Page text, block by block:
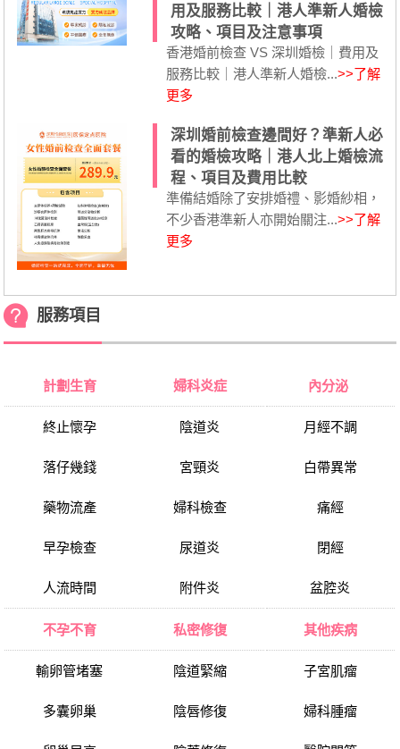
用及服務比較｜港人準新人婚檢
攻略、項目及注意事項
香港婚前檢查 VS 深圳婚檢｜費用及
服務比較｜港人準新人婚檢...>>了解
更多
深圳婚前檢查邊間好？準新人必
看的婚檢攻略｜港人北上婚檢流
程、項目及費用比較
準備結婚除了安排婚禮、影婚紗相，
不少香港準新人亦開始關注...>>了解
更多
服務項目
計劃生育
終止懷孕
落仔幾錢
藥物流產
早孕檢查
人流時間
婦科炎症
陰道炎
宮頸炎
婦科檢查
尿道炎
附件炎
內分泌
月經不調
白帶異常
痛經
閉經
盆腔炎
不孕不育
輸卵管堵塞
多囊卵巢
私密修復
陰道緊縮
陰唇修復
其他疾病
子宮肌瘤
婦科腫瘤